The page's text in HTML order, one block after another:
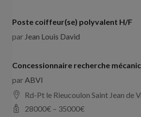
Poste coiffeur(se) polyvalent H/F
par Jean Louis David
Concessionnaire recherche
parABVI
Rd-Pt le Rieucoulon Saint Jean de
28000€ – 35000€